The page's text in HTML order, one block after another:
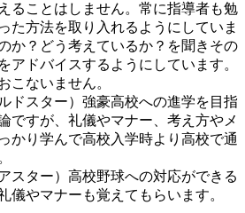
ることはしません。常に指導者も勉
た方法を取り入れるようにしていま
か？どう考えているか？を聞きその
アドバイスするようにしています。
こないません。
ドスター）強豪高校への進学を目指
ですが、礼儀やマナー、考え方やメ
かり学んで高校入学時より高校で通
スター）高校野球への対応ができる
儀やマナーも覚えてもらいます。